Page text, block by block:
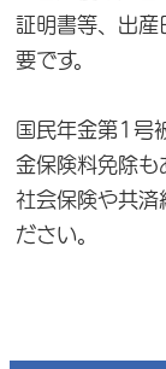
証明書等、出産
要です。
国民年金第1号
金保険料免除も
社会保険や共済
ださい。